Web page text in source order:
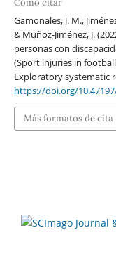
Gamonales, J. M.,
& Muñoz-Jiménez, J.
personas con
(Sport injuries in
Exploratory systematic
https://doi.org/
Más formatos de cita